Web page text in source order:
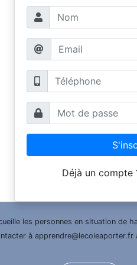
Déjà un compte
les personnes en situation de
à